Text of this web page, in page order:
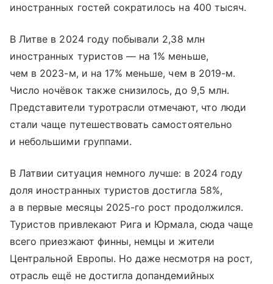
иностранных гостей сократилось на 400 тысяч.
В Литве в 2024 году побывали 2,38 млн
иностранных туристов — на 1% меньше,
чем в 2023-м, и на 17% меньше, чем в 2019-м.
Число ночёвок также снизилось, до 9,5 млн.
Представители туротрасли отмечают, что люди
стали чаще путешествовать самостоятельно
и небольшими группами.
В Латвии ситуация немного лучше: в 2024 году
доля иностранных туристов достигла 58%,
а в первые месяцы 2025-го рост продолжился.
Туристов привлекают Рига и Юрмала, сюда чаще
всего приезжают финны, немцы и жители
Центральной Европы. Но даже несмотря на рост,
отрасль ещё не достигла допандемийных